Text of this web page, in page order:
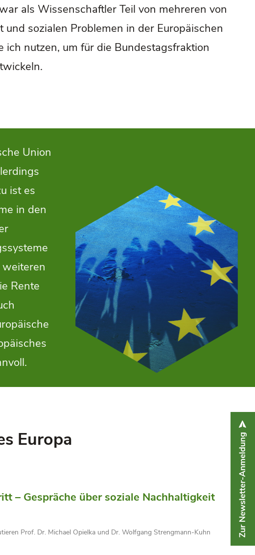
als Wissenschaftler Teil von mehreren von
sozialen Problemen in der Europäischen
nutzen, um für die Bundestagsfraktion
Union
ist es
in den
Rente
Europa
– Gespräche über soziale Nachhaltigkeit
Prof. Dr. Michael Opielka und Dr. Wolfgang Strengmann-Kuhn